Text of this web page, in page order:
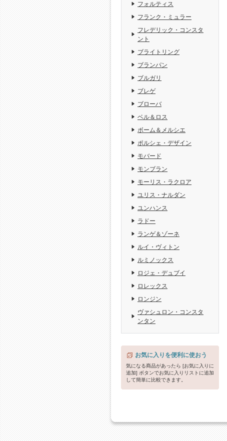
フォルティス
フランク・ミュラー
フレデリック・コンスタ
ント
ブライトリング
ブランパン
ブルガリ
ブレゲ
ブローバ
ベル＆ロス
ボーム＆メルシエ
ポルシェ・デザイン
モバード
モンブラン
モーリス・ラクロア
ユリス・ナルダン
ユンハンス
ラドー
ランゲ＆ゾーネ
ルイ・ヴィトン
ルミノックス
ロジェ・デュブイ
ロレックス
ロンジン
ヴァシュロン・コンスタ
ンタン
お気に入りを便利に使おう
気になる商品があったら [お気に入りに
追加] ボタンでお気に入りリストに追加
して簡単に比較できます。